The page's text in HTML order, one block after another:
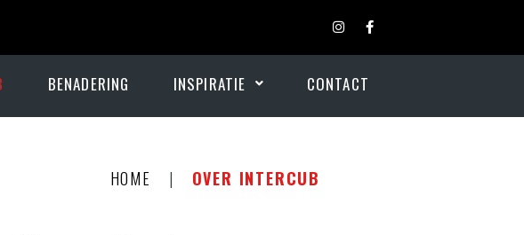
BENADERING INSPIRATIE CONTACT
HOME | OVER INTERCUB